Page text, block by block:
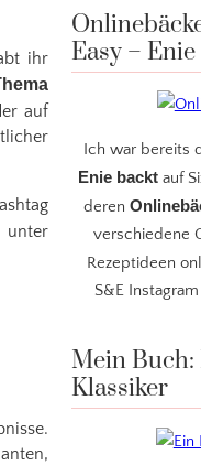
ihr
auf
unter
Easy –
Ich war bereits
Enie backt auf
deren
verschiedene
Rezeptideen
S&E
Mein
Klassiker